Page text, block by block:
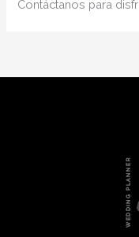
Contáctanos para